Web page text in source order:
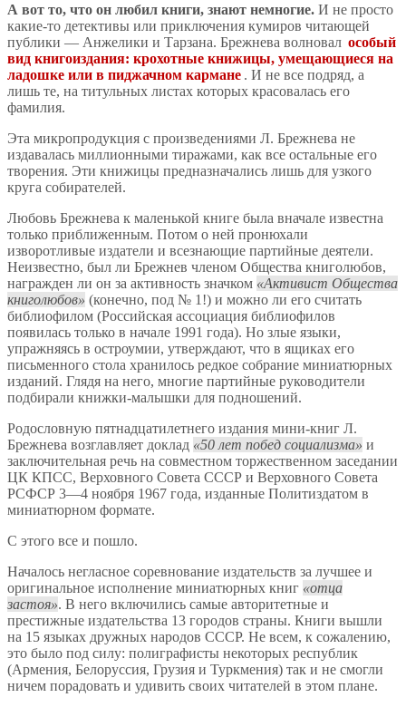
А вот то, что он любил книги, знают немногие. И не просто
какие-то детективы или приключения кумиров читающей
публики — Анжелики и Тарзана. Брежнева волновал особый
вид книгоиздания: крохотные книжицы, умещающиеся на
ладошке или в пиджачном кармане . И не все подряд, а
лишь те, на титульных листах которых красовалась его
фамилия.
Эта микропродукция с произведениями Л. Брежнева не
издавалась миллионными тиражами, как все остальные его
творения. Эти книжицы предназначались лишь для узкого
круга собирателей.
Любовь Брежнева к маленькой книге была вначале известна
только приближенным. Потом о ней пронюхали
изворотливые издатели и всезнающие партийные деятели.
Неизвестно, был ли Брежнев членом Общества книголюбов,
награжден ли он за активность значком
Активист Общества
книголюбов
(конечно, под № 1!) и можно ли его считать
библиофилом (Российская ассоциация библиофилов
появилась только в начале 1991 года). Но злые языки,
упражняясь в остроумии, утверждают, что в ящиках его
письменного стола хранилось редкое собрание миниатюрных
изданий. Глядя на него, многие партийные руководители
подбирали книжки-малышки для подношений.
Родословную пятнадцатилетнего издания мини-книг Л.
Брежнева возглавляет доклад
50 лет побед социализма
и
заключительная речь на совместном торжественном заседании
ЦК КПСС, Верховного Совета СССР и Верховного Совета
РСФСР 3—4 ноября 1967 года, изданные Политиздатом в
миниатюрном формате.
С этого все и пошло.
Началось негласное соревнование издательств за лучшее и
оригинальное исполнение миниатюрных книг
отца
застоя . В него включились самые авторитетные и
престижные издательства 13 городов страны. Книги вышли
на 15 языках дружных народов СССР. Не всем, к сожалению,
это было под силу: полиграфисты некоторых республик
(Армения, Белоруссия, Грузия и Туркмения) так и не смогли
ничем порадовать и удивить своих читателей в этом плане.